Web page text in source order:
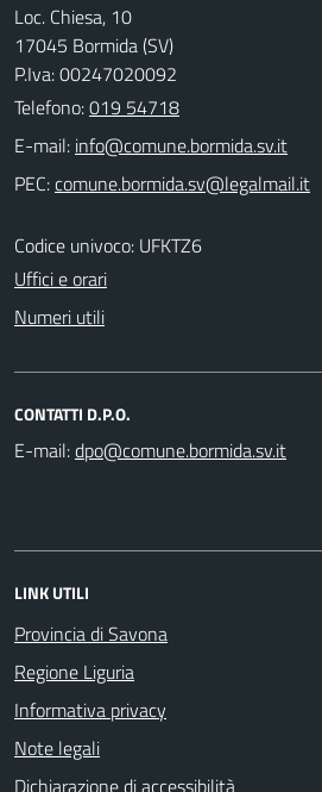
Loc. Chiesa, 10
17045 Bormida (SV)
P.Iva: 00247020092
Telefono:019 54718
E-mail:
PEC:
Codice univoco: UFKTZ6
Uffici e orari
Numeri utili
CONTATTI D.P.O.
E-mail:
LINK UTILI
Provincia di Savona
Regione Liguria
Informativa privacy
Note legali
Dichiarazione di accessibilità